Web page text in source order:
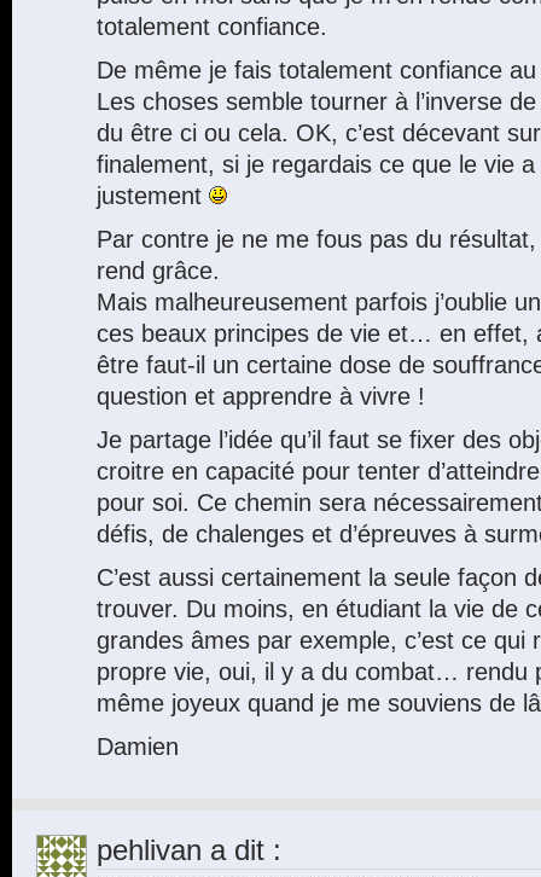
totalement confiance.
De même je fais totalement confiance
Les choses semble tourner à l’inverse
du être ci ou cela. OK, c’est décevant
finalement, si je regardais ce que le vie
justement
Par contre je ne me fous pas du
rend grâce.
Mais malheureusement parfois j’oublie
ces beaux principes de vie et… en effet,
être faut-il un certaine dose de
question et apprendre à vivre !
Je partage l’idée qu’il faut se fixer des
croitre en capacité pour tenter
pour soi. Ce chemin sera
défis, de chalenges et d’épreuves à
C’est aussi certainement la seule façon
trouver. Du moins, en étudiant la vie de
grandes âmes par exemple, c’est ce qui
propre vie, oui, il y a du combat… rendu
même joyeux quand je me souviens de
Damien
pehlivan a dit :